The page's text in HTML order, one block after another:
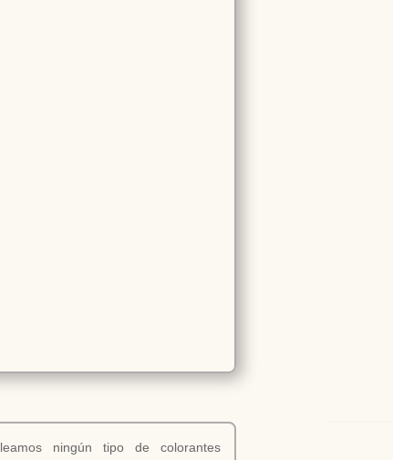
ningún tipo de colorantes